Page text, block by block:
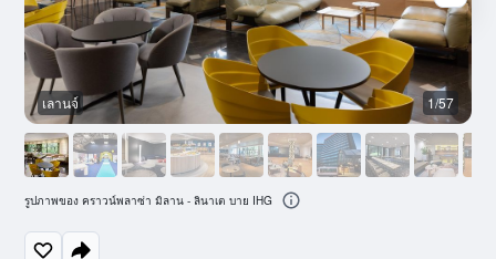
เลานจ์ 1/57
รูปภาพของ คราวน์พลาซ่า มิลาน - ลินาเต บาย IHG